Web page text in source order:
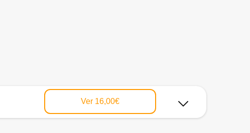
Ver 16,00€